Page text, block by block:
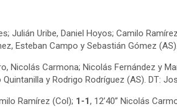
Julián Uribe, Daniel Hoyos; Camilo
Esteban Campo y Sebastián Gómez
Nicolás Carmona; Nicolás Fernández y
y Rodrigo Rodríguez (AS). DT:
Ramírez (Col); 1-1, 12’40” Nicolás